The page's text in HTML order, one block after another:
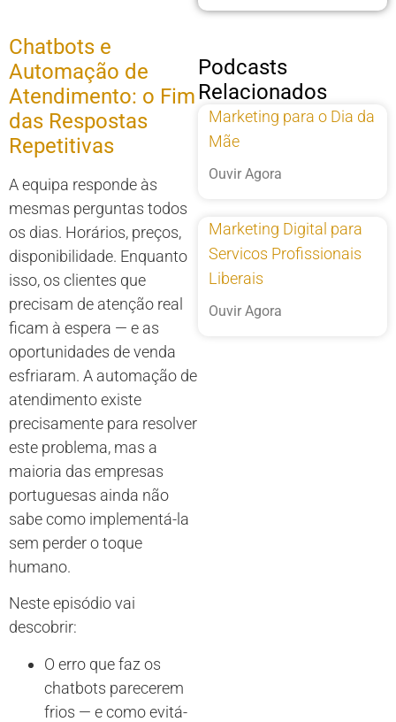
Chatbots e
Automação de
Atendimento: o Fim
das Respostas
Repetitivas
A equipa responde às
mesmas perguntas todos
os dias. Horários, preços,
disponibilidade. Enquanto
isso, os clientes que
precisam de atenção real
ficam à espera — e as
oportunidades de venda
esfriaram. A automação de
atendimento existe
precisamente para resolver
este problema, mas a
maioria das empresas
portuguesas ainda não
sabe como implementá-la
sem perder o toque
humano.
Neste episódio vai
descobrir:
O erro que faz os
chatbots parecerem
frios — e como evitá-
Podcasts
Relacionados
Marketing para o Dia da
Mãe
Ouvir Agora
Marketing Digital para
Servicos Profissionais
Liberais
Ouvir Agora